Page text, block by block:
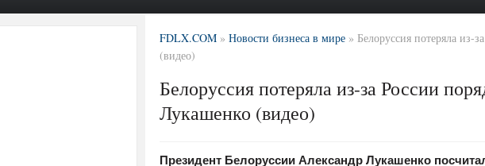
FDLX.COM » Новости бизнеса в мире » Белоруссия потеряла из-
(видео)
Белоруссия потеряла из-за России
Лукашенко (видео)
Президент Белоруссии Александр Лукашенко